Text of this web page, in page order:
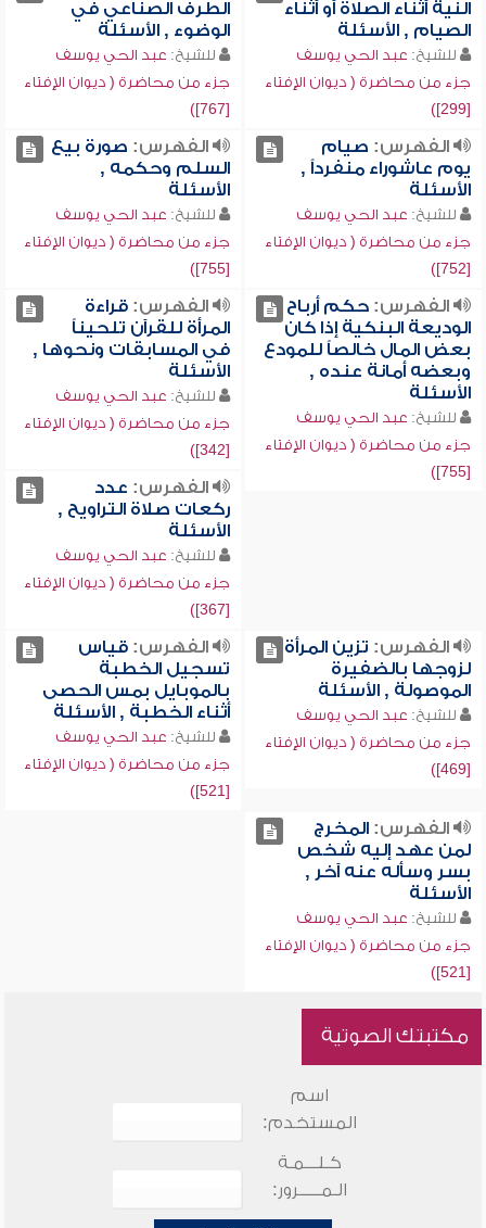
النية أثناء الصلاة أو أثناء
الصيام , الأسئلة
للشيخ: عبد الحي يوسف
جزء من محاضرة ( ديوان الإفتاء
[299])
الطرف الصناعي في
الوضوء , الأسئلة
للشيخ: عبد الحي يوسف
جزء من محاضرة ( ديوان الإفتاء
[767])
الفهرس: صيام
يوم عاشوراء منفرداً ,
الأسئلة
للشيخ: عبد الحي يوسف
جزء من محاضرة ( ديوان الإفتاء
[752])
الفهرس: صورة بيع
السلم وحكمه ,
الأسئلة
للشيخ: عبد الحي يوسف
جزء من محاضرة ( ديوان الإفتاء
[755])
الفهرس:حكم أرباح
الوديعة البنكية إذا كان
بعض المال خالصاً للمودع
وبعضه أمانة عنده ,
الأسئلة
للشيخ: عبد الحي يوسف
جزء من محاضرة ( ديوان الإفتاء
[755])
الفهرس:قراءة
المرأة للقرآن تلحيناً
في المسابقات ونحوها ,
الأسئلة
للشيخ: عبد الحي يوسف
جزء من محاضرة ( ديوان الإفتاء
[342])
الفهرس: عدد
ركعات صلاة التراويح ,
الأسئلة
للشيخ: عبد الحي يوسف
جزء من محاضرة ( ديوان الإفتاء
[367])
الفهرس: تزين المرأة
لزوجها بالضفيرة
الموصولة , الأسئلة
للشيخ: عبد الحي يوسف
جزء من محاضرة ( ديوان الإفتاء
[469])
الفهرس:قياس
تسجيل الخطبة
بالموبايل بمس الحصى
أثناء الخطبة , الأسئلة
للشيخ: عبد الحي يوسف
جزء من محاضرة ( ديوان الإفتاء
[521])
الفهرس:المخرج
لمن عهد إليه شخص
بسر وسأله عنه آخر ,
الأسئلة
للشيخ: عبد الحي يوسف
جزء من محاضرة ( ديوان الإفتاء
[521])
مكتبتك الصوتية
اسم
المستخدم:
كـلـــمـة
الـمـــــرور: